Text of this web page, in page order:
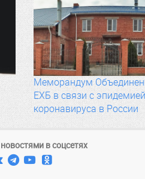
Меморандум
ЕХБ в связи с эпидемией
коронавируса в России
в соцсетях
  